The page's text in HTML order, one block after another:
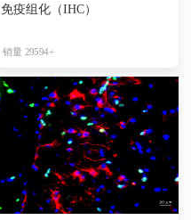
免疫组化（IHC）
销量 29594+